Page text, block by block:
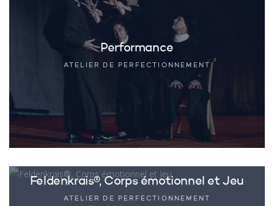
Performance
ATELIER DE PERFECTIONNEMENT
Feldenkrais®, Corps émotionnel et Jeu
ATELIER DE PERFECTIONNEMENT